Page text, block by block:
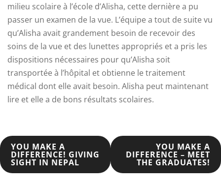
milieu scolaire à l’école d’Alisha, cette dernière a pu
passer un examen de la vue. L’équipe a tout de suite vu
qu’Alisha avait grandement besoin de recevoir des
soins de la vue et des lunettes appropriés et a pris les
dispositions nécessaires pour qu’Alisha soit
transportée à l’hôpital et obtienne le traitement
médical dont elle avait besoin. Alisha peut maintenant
lire et elle a de bons résultats scolaires.
POST
NAVIGATION
YOU MAKE A
DIFFERENCE! GIVING
SIGHT IN NEPAL
YOU MAKE A
DIFFERENCE – MEET
THE GRADUATES!